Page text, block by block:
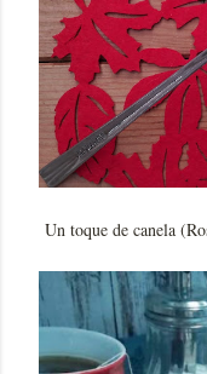
Un toque de canela